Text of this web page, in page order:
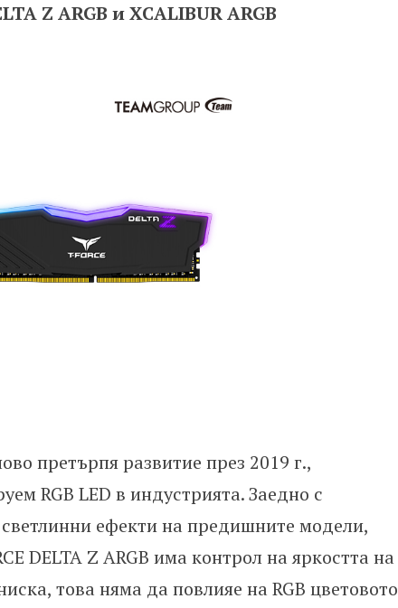
Z ARGB и XCALIBUR ARGB
претърпя развитие през 2019 г.,
RGB LED в индустрията. Заедно с
ефекти на предишните модели,
DELTA Z ARGB има контрол на яркостта на
това няма да повлияе на RGB цветовото